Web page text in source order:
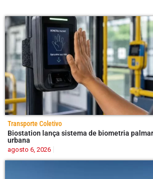
Transporte Coletivo
Biostation lança sistema de biometria
urbana
agosto 6, 2026